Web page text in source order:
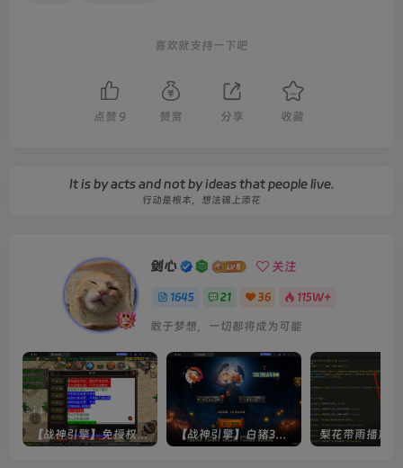
喜欢就支持一下吧
点赞 9 赞赏 分享 收藏
It is by acts and not by ideas that people live.
行动是根本，想法锦上添花
剑心 关注
1645 21 36 115W+
敢于梦想，一切都将成为可能
【战神引擎】免授权-原生 [全屏自动拾取] 插件 + 配置教程（更新修复版，具体自测） 【战神引擎】白猪3-流浪战神3神技8大陆全屏拾取版特色服务端+生肖+转生+秘境+神魔+双端+教程(更新眼神拾取)